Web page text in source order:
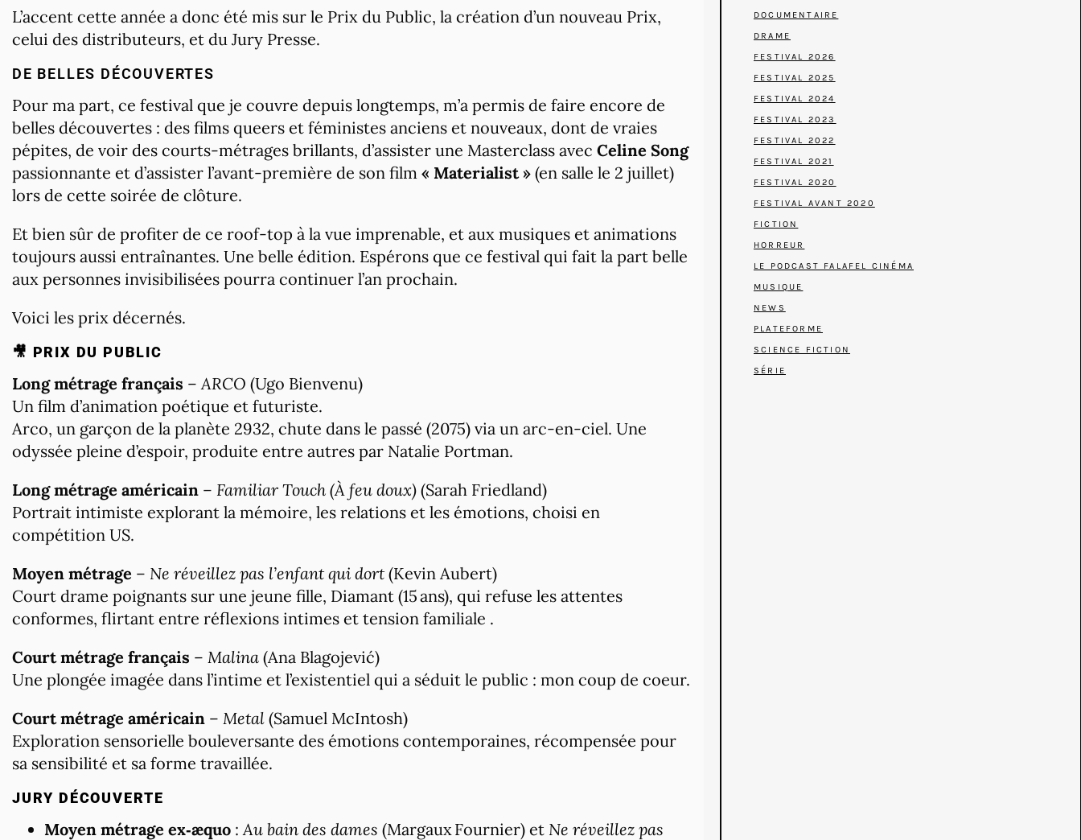
L’accent cette année a donc été mis sur le Prix du Public, la création d’un nouveau Prix,
celui des distributeurs, et du Jury Presse.
DE BELLES DÉCOUVERTES
Pour ma part, ce festival que je couvre depuis longtemps, m’a permis de faire encore de
belles découvertes : des films queers et féministes anciens et nouveaux, dont de vraies
pépites, de voir des courts-métrages brillants, d’assister une Masterclass avec Celine Song
passionnante et d’assister l’avant-première de son film « Materialist » (en salle le 2 juillet)
lors de cette soirée de clôture.
Et bien sûr de profiter de ce roof-top à la vue imprenable, et aux musiques et animations
toujours aussi entraînantes. Une belle édition. Espérons que ce festival qui fait la part belle
aux personnes invisibilisées pourra continuer l’an prochain.
Voici les prix décernés.
🎥 PRIX DU PUBLIC
Long métrage français – ARCO (Ugo Bienvenu)
Un film d’animation poétique et futuriste.
Arco, un garçon de la planète 2932, chute dans le passé (2075) via un arc-en-ciel. Une
odyssée pleine d’espoir, produite entre autres par Natalie Portman.
Long métrage américain – Familiar Touch (À feu doux) (Sarah Friedland)
Portrait intimiste explorant la mémoire, les relations et les émotions, choisi en
compétition US.
Moyen métrage – Ne réveillez pas l’enfant qui dort(Kevin Aubert)
Court drame poignants sur une jeune fille, Diamant (15 ans), qui refuse les attentes
conformes, flirtant entre réflexions intimes et tension familiale .
Court métrage français – Malina (Ana Blagojević)
Une plongée imagée dans l’intime et l’existentiel qui a séduit le public : mon coup de coeur.
Court métrage américain – Metal (Samuel McIntosh)
Exploration sensorielle bouleversante des émotions contemporaines, récompensée pour
sa sensibilité et sa forme travaillée.
JURY DÉCOUVERTE
Moyen métrage ex‑æquo : Au bain des dames (Margaux Fournier) et Ne réveillez pas
DOCUMENTAIRE
DRAME
FESTIVAL 2026
FESTIVAL 2025
FESTIVAL 2024
FESTIVAL 2023
FESTIVAL 2022
FESTIVAL 2021
FESTIVAL 2020
FESTIVAL AVANT 2020
FICTION
HORREUR
LE PODCAST FALAFEL CINÉMA
MUSIQUE
NEWS
PLATEFORME
SCIENCE FICTION
SÉRIE